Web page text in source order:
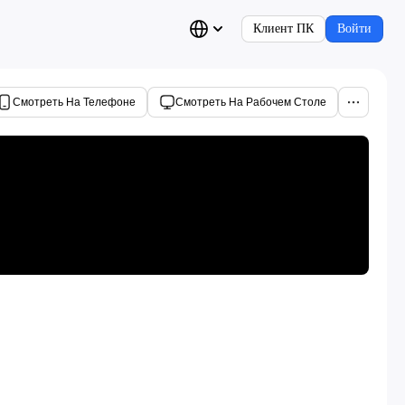
Клиент ПК Войти
Смотреть На Телефоне Смотреть На Рабочем Столе